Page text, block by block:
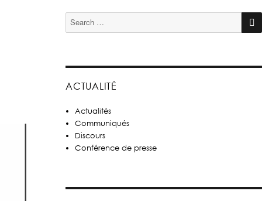
ACTUALITÉ
Actualités
Communiqués
Discours
Conférence de presse